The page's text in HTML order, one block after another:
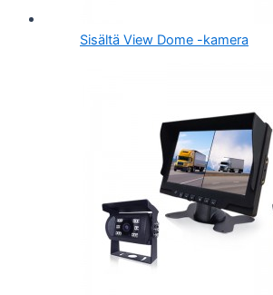
Sisältä View Dome -kamera